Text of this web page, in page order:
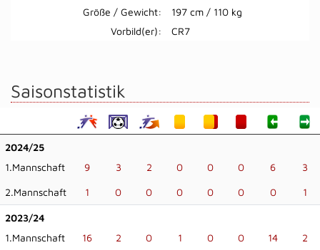
Größe / Gewicht:
197 cm / 110 kg
Vorbild(er):
CR7
Saisonstatistik
2024/25
1.Mannschaft
9 3 2 0 0 0 6 3
2.Mannschaft 1 0 0 0 0 0 0 1
2023/24
1.Mannschaft
16 2 0 1 0 0 14 2